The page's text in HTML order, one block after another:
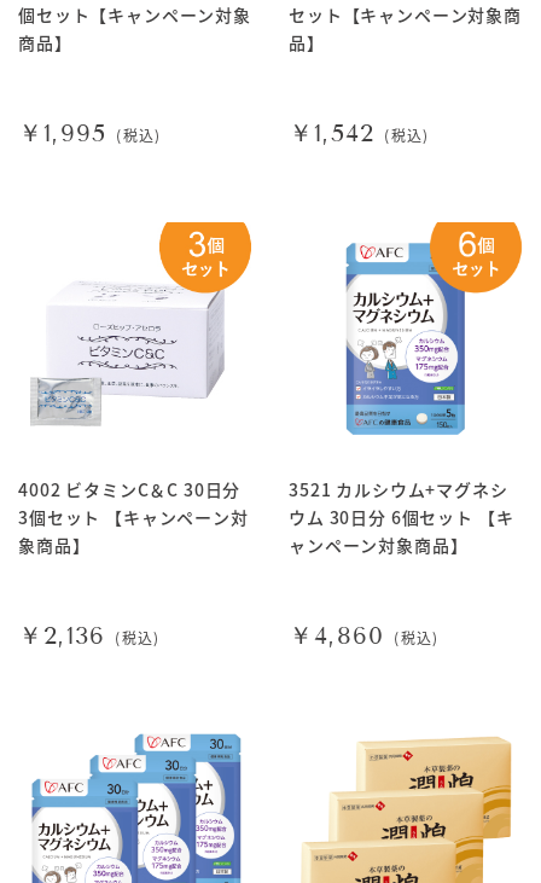
個セット【キャンペーン対象
商品】
￥1,995 (税込)
セット【キャンペーン対象商
品】
￥1,542 (税込)
4002 ビタミンC＆C 30日分
3個セット 【キャンペーン対
象商品】
￥2,136 (税込)
3521 カルシウム+マグネシ
ウム 30日分 6個セット 【キ
ャンペーン対象商品】
￥4,860 (税込)